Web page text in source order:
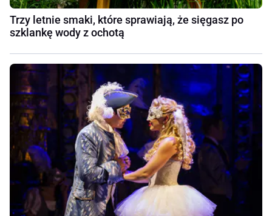
Trzy letnie smaki, które sprawiają, że sięgasz po
szklankę wody z ochotą